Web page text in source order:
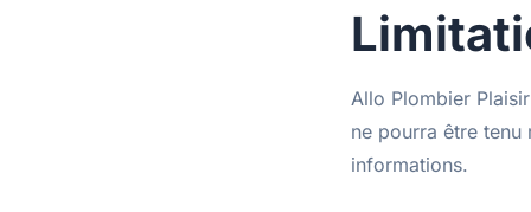
Allo Plombier
ne pourra être tenu
informations.